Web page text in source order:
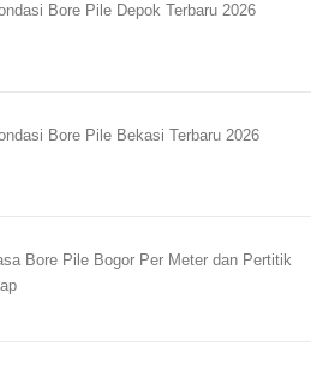
Bore Pile Depok Terbaru 2026
Bore Pile Bekasi Terbaru 2026
Bore Pile Bogor Per Meter dan Pertitik